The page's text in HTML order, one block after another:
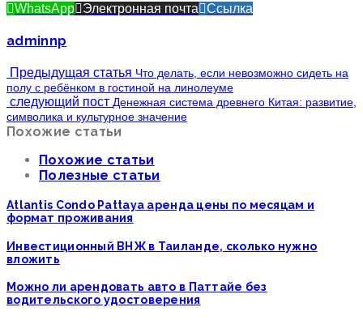
WhatsApp Электронная почта Ссылка
adminnp
Предыдущая статья Что делать, если невозможно сидеть на
полу с ребёнком в гостиной на линолеуме
следующий пост Денежная система древнего Китая: развитие,
символика и культурное значение
Похожие статьи
Похожие статьи
Полезные статьи
Atlantis Condo Pattaya аренда цены по месяцам и
формат проживания
Инвестиционный ВНЖ в Таиланде, сколько нужно
вложить
Можно ли арендовать авто в Паттайе без
водительского удостоверения